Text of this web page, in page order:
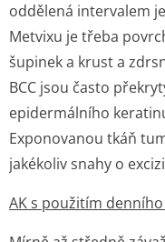
oddělená intervalem
Metvixu je třeba
šupinek a krust a
BCC jsou často
epidermálního
Exponovanou tkáň
jakékoliv snahy o
AK s použitím